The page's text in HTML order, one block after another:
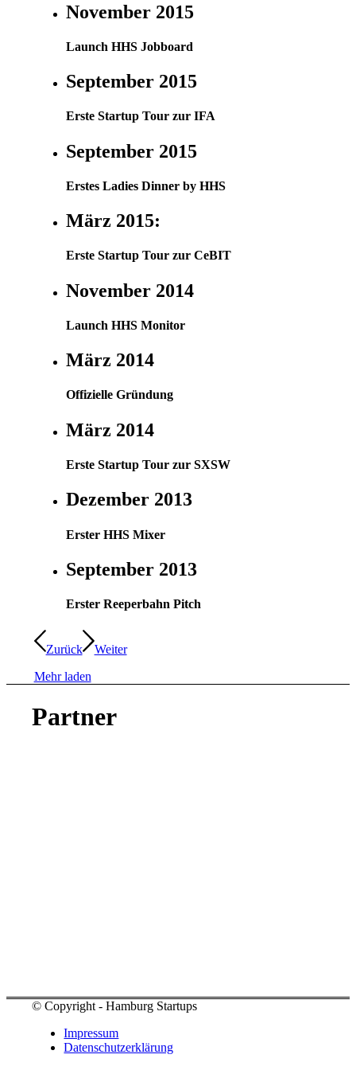
November 2015
Launch HHS Jobboard
September 2015
Erste Startup Tour zur IFA
September 2015
Erstes Ladies Dinner by HHS
März 2015:
Erste Startup Tour zur CeBIT
November 2014
Launch HHS Monitor
März 2014
Offizielle Gründung
März 2014
Erste Startup Tour zur SXSW
Dezember 2013
Erster HHS Mixer
September 2013
Erster Reeperbahn Pitch
Zurück
Weiter
Mehr laden
Partner
© Copyright - Hamburg Startups
Impressum
Datenschutzerklärung